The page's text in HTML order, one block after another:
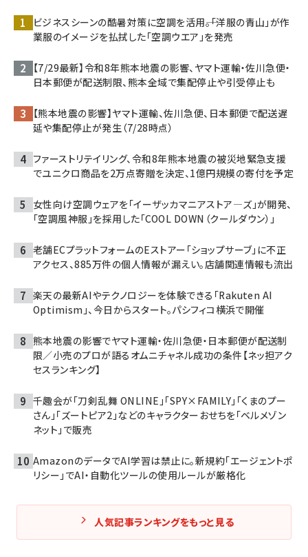
ビジネスシーンの酷暑対策に空調を活用――。「洋服の青山」が作
業服のイメージを払拭した「空調ウエア」を発売
【7/29最新】令和8年熊本地震の影響、ヤマト運輸・佐川急便・
日本郵便が配送制限、熊本全域で集配停止や引受停止も
【熊本地震の影響】ヤマト運輸、佐川急便、日本郵便で配送遅
延や集配停止が発生（7/28時点）
ファーストリテイリング、令和8年熊本地震の被災地緊急支援
でユニクロ商品を2万点寄贈を決定、1億円規模の寄付を予定
女性向け空調ウェアを「イーザッカマニアストア―ズ」が開発、
「空調風神服」を採用した「COOL DOWN（クールダウン）」
老舗ECプラットフォームのEストアー「ショップサーブ」に不正
アクセス、885万件の個人情報が漏えい。店舗関連情報も流出
楽天の最新AIやテクノロジーを体験できる「Rakuten AI
Optimism」、今日からスタート。パシフィコ横浜で開催
熊本地震の影響でヤマト運輸・佐川急便・日本郵便が配送制
限／小売のプロが語るオムニチャネル成功の条件【ネッ担アク
セスランキング】
千趣会が「刀剣乱舞 ONLINE」「SPY×FAMILY」「くまのプー
さん」「ズートピア2」などのキャラクターおせちを「ベルメゾン
ネット」で販売
AmazonのデータでAI学習は禁止に。新規約「エージェントポ
リシー」でAI・自動化ツールの使用ルールが厳格化
人気記事ランキングをもっと見る